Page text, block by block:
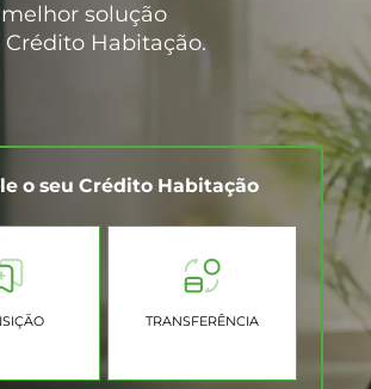
solução
Crédito Habitação.
o seu Crédito Habitação
TRANSFERÊNCIA